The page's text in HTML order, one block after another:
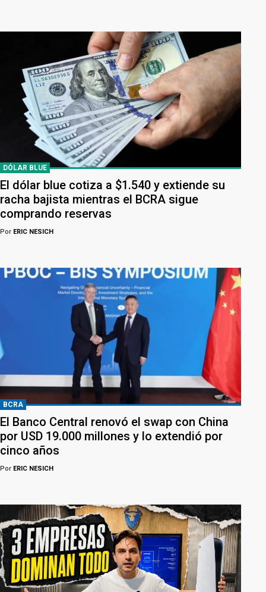
DÓLAR BLUE
El dólar blue cotiza a $1.540 y extiende su
racha bajista mientras el BCRA sigue
comprando reservas
Por ERIC NESICH
BCRA
El Banco Central renovó el swap con China
por USD 19.000 millones y lo extendió por
cinco años
Por ERIC NESICH